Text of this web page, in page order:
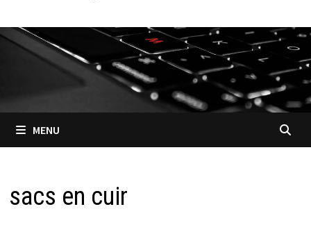
MENU
sacs en cuir